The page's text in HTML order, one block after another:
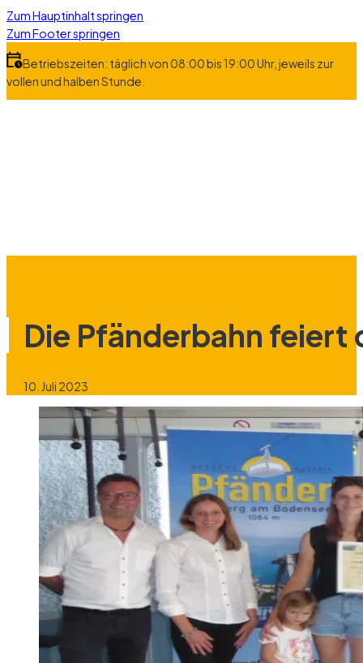
Zum Hauptinhalt springen
Zum Footer springen
Betriebszeiten: täglich von 08:00 bis 19:00 Uhr, jeweils zur
vollen und halben Stunde.
Die Pfänderbahn
10. Juli 2023